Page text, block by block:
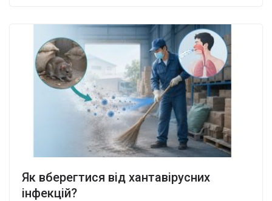
Як вберегтися від хантавірусних
інфекцій?